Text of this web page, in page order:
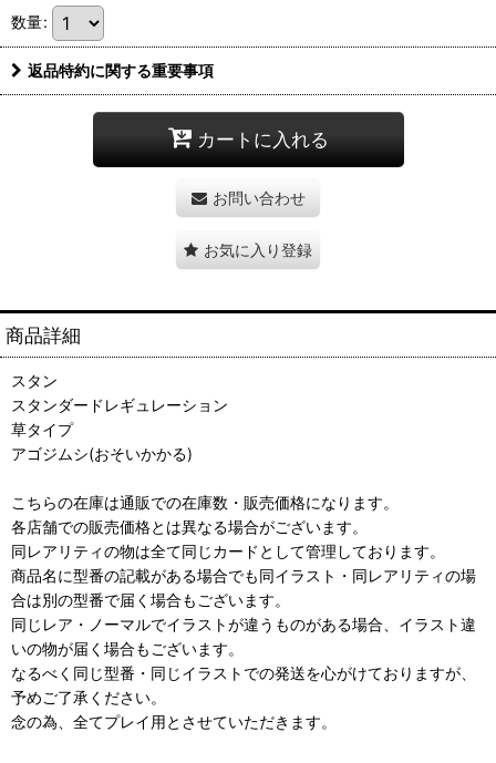
数量:
返品特約に関する重要事項
カートに入れる
お問い合わせ
お気に入り登録
商品詳細
スタン
スタンダードレギュレーション
草タイプ
アゴジムシ(おそいかかる)
こちらの在庫は通販での在庫数・販売価格になります。
各店舗での販売価格とは異なる場合がございます。
同レアリティの物は全て同じカードとして管理しております。
商品名に型番の記載がある場合でも同イラスト・同レアリティの場
合は別の型番で届く場合もございます。
同じレア・ノーマルでイラストが違うものがある場合、イラスト違
いの物が届く場合もございます。
なるべく同じ型番・同じイラストでの発送を心がけておりますが、
予めご了承ください。
念の為、全てプレイ用とさせていただきます。